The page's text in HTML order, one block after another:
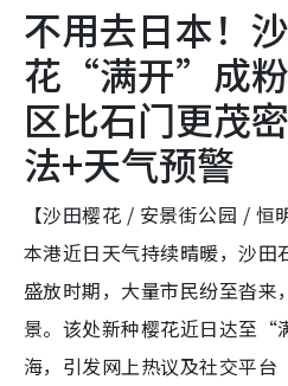
不用去日本！
花“满开”成
区比石门更茂
法+天气预警
【沙田樱花 / 安景街公园 /
本港近日天气持续晴暖，沙田
盛放时期，大量市民纷至沓来
景。该处新种樱花近日达至
海，引发网上热议及社交平